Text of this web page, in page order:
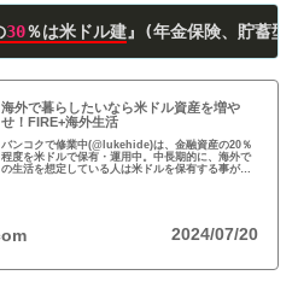
30％は米ドル建』(年金保険、貯蓄型
海外で暮らしたいなら米ドル資産を増や
せ！FIRE+海外生活
バンコクで修業中(@lukehide)は、金融資産の20％
程度を米ドルで保有・運用中。中長期的に、海外で
の生活を想定している人は米ドルを保有する事がお
2024/07/20